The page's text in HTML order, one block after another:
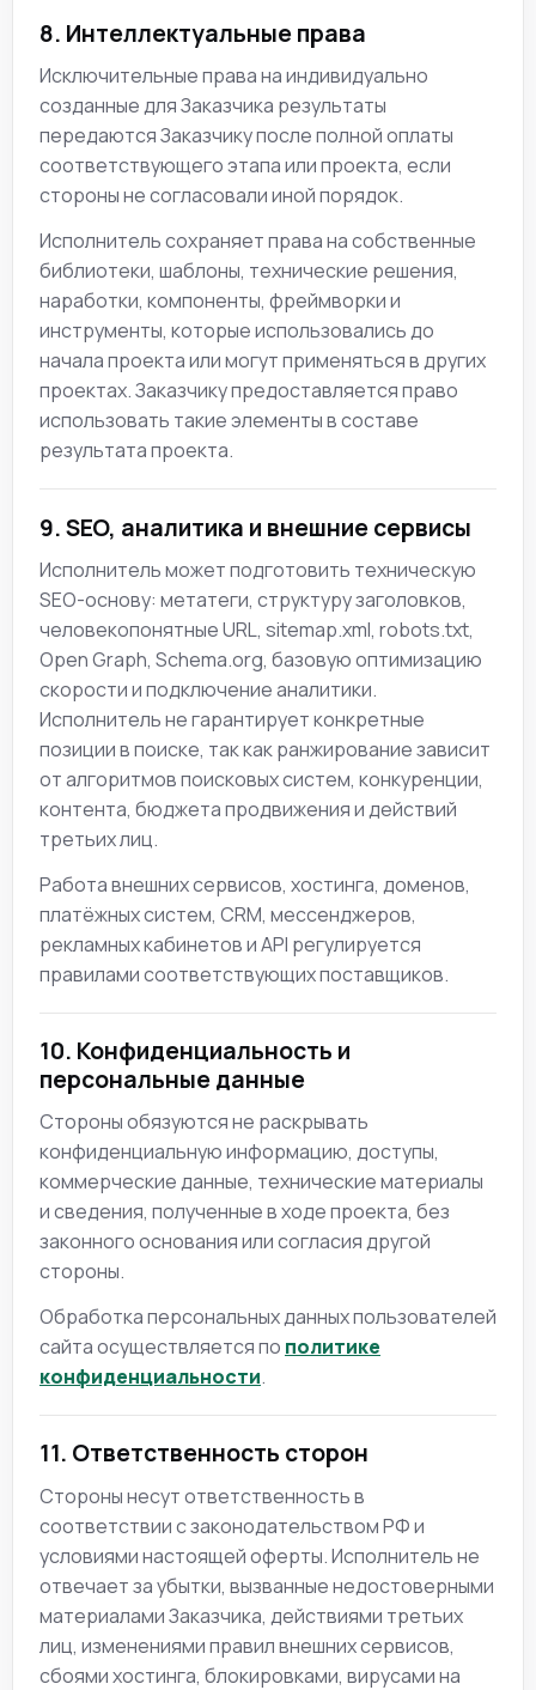
8. Интеллектуальные права
Исключительные права на индивидуально
созданные для Заказчика результаты
передаются Заказчику после полной оплаты
соответствующего этапа или проекта, если
стороны не согласовали иной порядок.
Исполнитель сохраняет права на собственные
библиотеки, шаблоны, технические решения,
наработки, компоненты, фреймворки и
инструменты, которые использовались до
начала проекта или могут применяться в других
проектах. Заказчику предоставляется право
использовать такие элементы в составе
результата проекта.
9. SEO, аналитика и внешние сервисы
Исполнитель может подготовить техническую
SEO-основу: метатеги, структуру заголовков,
человекопонятные URL, sitemap.xml, robots.txt,
Open Graph, Schema.org, базовую оптимизацию
скорости и подключение аналитики.
Исполнитель не гарантирует конкретные
позиции в поиске, так как ранжирование зависит
от алгоритмов поисковых систем, конкуренции,
контента, бюджета продвижения и действий
третьих лиц.
Работа внешних сервисов, хостинга, доменов,
платёжных систем, CRM, мессенджеров,
рекламных кабинетов и API регулируется
правилами соответствующих поставщиков.
10. Конфиденциальность и
персональные данные
Стороны обязуются не раскрывать
конфиденциальную информацию, доступы,
коммерческие данные, технические материалы
и сведения, полученные в ходе проекта, без
законного основания или согласия другой
стороны.
Обработка персональных данных пользователей
сайта осуществляется по политике
конфиденциальности.
11. Ответственность сторон
Стороны несут ответственность в
соответствии с законодательством РФ и
условиями настоящей оферты. Исполнитель не
отвечает за убытки, вызванные недостоверными
материалами Заказчика, действиями третьих
лиц, изменениями правил внешних сервисов,
сбоями хостинга, блокировками, вирусами на